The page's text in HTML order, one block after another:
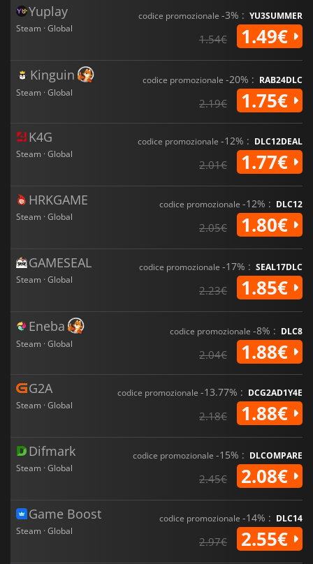
Yuplay
Steam · Global
codice promozionale -3% : YU3SUMMER
1.54€ 1.49€
Kinguin
Steam · Global
codice promozionale -20% : RAB24DLC
2.19€ 1.75€
K4G
Steam · Global
codice promozionale -12% : DLC12DEAL
2.01€ 1.77€
HRKGAME
Steam · Global
codice promozionale -12% : DLC12
2.05€ 1.80€
GAMESEAL
Steam · Global
codice promozionale -17% : SEAL17DLC
2.23€ 1.85€
Eneba
Steam · Global
codice promozionale -8% : DLC8
2.04€ 1.88€
G2A
Steam · Global
codice promozionale -13.77% : DCG2AD1Y4E
2.18€ 1.88€
Difmark
Steam · Global
codice promozionale -15% : DLCOMPARE
2.45€ 2.08€
Game Boost
Steam · Global
codice promozionale -14% : DLC14
2.97€ 2.55€